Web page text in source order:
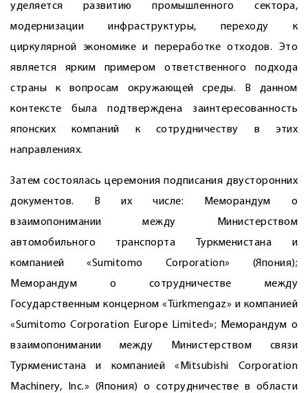
уделяется развитию промышленного сектора,
модернизации инфраструктуры, переходу к
циркулярной экономике и переработке отходов. Это
является ярким примером ответственного подхода
страны к вопросам окружающей среды. В данном
контексте была подтверждена заинтересованность
японских компаний к сотрудничеству в этих
направлениях.
Затем состоялась церемония подписания двусторонних
документов. В их числе: Меморандум о
взаимопонимании между Министерством
автомобильного транспорта Туркменистана и
компанией «Sumitomo Corporation» (Япония);
Меморандум о сотрудничестве между
Государственным концерном «Türkmengaz» и компанией
«Sumitomo Corporation Europe Limited»; Меморандум о
взаимопонимании между Министерством связи
Туркменистана и компанией «Mitsubishi Corporation
Machinery, Inc.» (Япония) о сотрудничестве в области